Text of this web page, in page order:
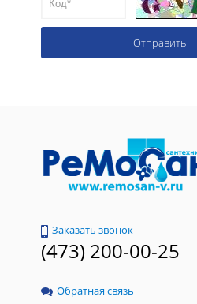
Заказать звонок
(473) 200-00-25
Обратная связь